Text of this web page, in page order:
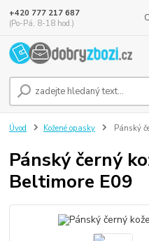
+420 777 217 687
(Po-Pá, 8-18 hod.)
Úvod Kožené opasky Pánský
Pánský černý
Beltimore E09